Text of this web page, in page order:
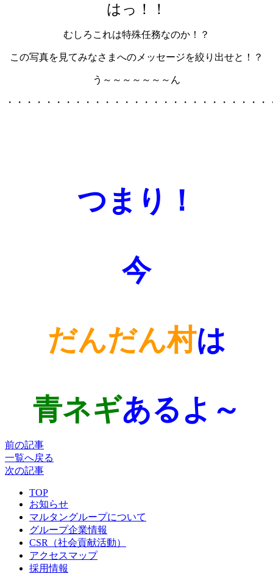
はっ！！
むしろこれは特殊任務なのか！？
この写真を見てみなさまへのメッセージを絞り出せと！？
う～～～～～～～ん
・・・・・・・・・・・・・・・・・・・・・・・・・・・
つまり！
今
だんだん村は
青ネギあるよ～
前の記事
一覧へ戻る
次の記事
TOP
お知らせ
マルタングループについて
グループ企業情報
CSR（社会貢献活動）
アクセスマップ
採用情報